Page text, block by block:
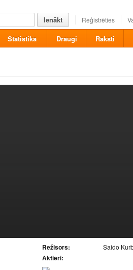
Ienākt Reģistrēties
Statistika Draugi Raksti
Režisors: Saido
Aktieri: